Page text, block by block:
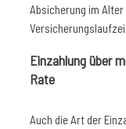
Absicherung im
Einzahlung über
Rate
Auch die Art der